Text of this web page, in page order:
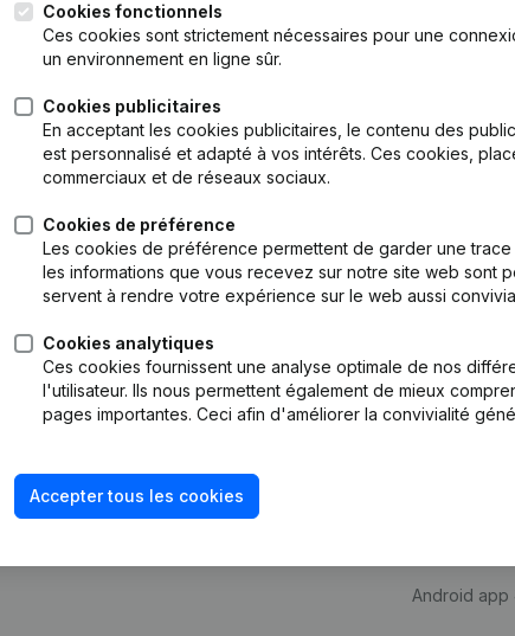
Cookies fonctionnels
Ces cookies sont strictement nécessaires pour une
un environnement en ligne sûr.
Cookies publicitaires
En acceptant les cookies publicitaires, le contenu des
est personnalisé et adapté à vos intérêts. Ces cookies,
commerciaux et de réseaux sociaux.
Cookies de préférence
Les cookies de préférence permettent de garder une
les informations que vous recevez sur notre site web sont
servent à rendre votre expérience sur le web aussi
Cookies analytiques
Ces cookies fournissent une analyse optimale de nos
l'utilisateur. Ils nous permettent également de mieux
pages importantes. Ceci afin d'améliorer la convivialité
Accepter tous les cookies
Everest
248D,
Produit
d’entreprise
Monitoring
Android app